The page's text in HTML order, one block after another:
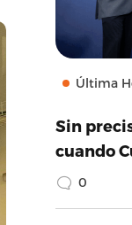
Última
Sin
cuando
0